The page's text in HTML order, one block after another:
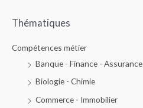
Thématiques
Compétences métier
Banque - Finance - Assurance
Biologie - Chimie
Commerce - Immobilier